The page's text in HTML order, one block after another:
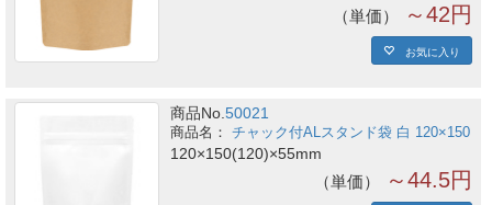
単価 ～42円
お気に入り
商品No.50021
チャック付ALスタンド袋 白 120×150
120×150(120)×55mm
単価 ～44.5円